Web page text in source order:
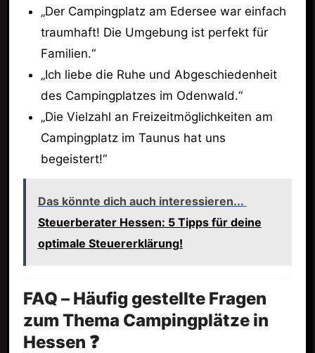
„Der Campingplatz am Edersee war einfach
traumhaft! Die Umgebung ist perfekt für
Familien.“
„Ich liebe die Ruhe und Abgeschiedenheit
des Campingplatzes im Odenwald.“
„Die Vielzahl an Freizeitmöglichkeiten am
Campingplatz im Taunus hat uns
begeistert!“
Das könnte dich auch interessieren...
Steuerberater Hessen: 5 Tipps für deine
optimale Steuererklärung!
FAQ – Häufig gestellte Fragen
zum Thema Campingplätze in
Hessen ❓